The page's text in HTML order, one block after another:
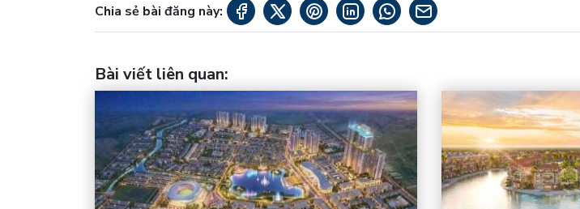
Chia sẻ bài đăng này:
Bài viết liên quan: